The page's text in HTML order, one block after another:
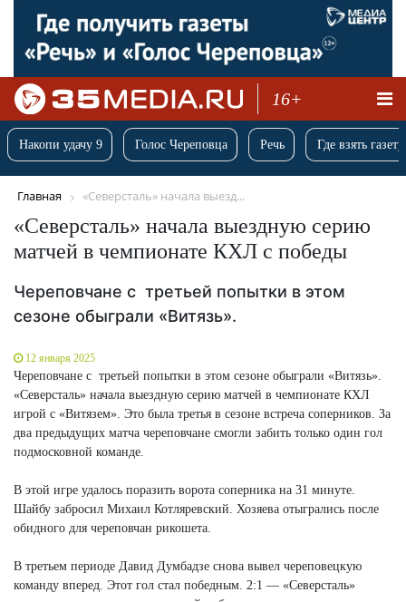
16+
Накопи удачу 9 Голос Череповца Речь Где взять
Главная «Северсталь» начала выезд...
«Северсталь» начала выездную серию
матчей в чемпионате КХЛ с победы
Череповчане с третьей попытки в этом
сезоне обыграли «Витязь».
12 января 2025
Череповчане с третьей попытки в этом сезоне обыграли «Витязь».
«Северсталь» начала выездную серию матчей в чемпионате КХЛ
игрой с «Витязем». Это была третья в сезоне встреча соперников. За
два предыдущих матча череповчане смогли забить только один гол
подмосковной команде.
В этой игре удалось поразить ворота соперника на 31 минуте.
Шайбу забросил Михаил Котляревский. Хозяева отыгрались после
обидного для череповчан рикошета.
В третьем периоде Давид Думбадзе снова вывел череповецкую
команду вперед. Этот гол стал победным. 2:1 — «Северсталь»